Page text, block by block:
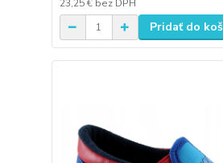
23,25 € bez DPH
Pridať do